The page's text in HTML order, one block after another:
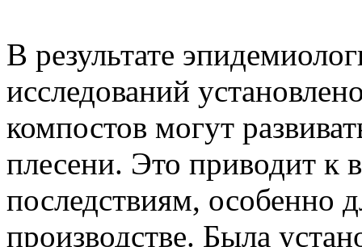
В результате
исследований
компостов могут
плесени. Это приводит к
последствиям, особенно
производстве. Была